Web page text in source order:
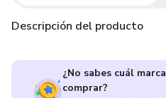
Descripción del producto
¿No sabes cuál marca
comprar?